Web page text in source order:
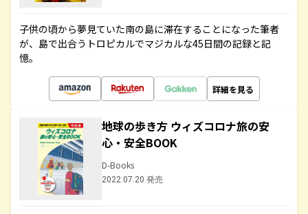
子供の頃から夢見ていた南の島に滞在することになった筆者
が、島で出合うトロピカルでマジカルな45日間の記録と記
憶。
詳細を見る
地球の歩き方 ウィズコロナ旅の安
心・安全BOOK
D-Books
2022.07.20 発売